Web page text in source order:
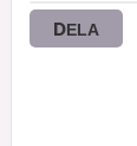
DELA